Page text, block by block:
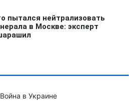
Война в Украине